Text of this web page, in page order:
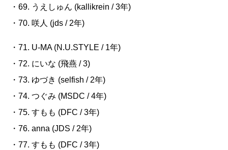
・69. うえしゅん (kallikrein / 3年)
・70. 咲人 (jds / 2年)
・71. U-MA (N.U.STYLE / 1年)
・72. にいな (飛燕 / 3)
・73. ゆづき (selfish / 2年)
・74. つぐみ (MSDC / 4年)
・75. すもも (DFC / 3年)
・76. anna (JDS / 2年)
・77. すもも (DFC / 3年)